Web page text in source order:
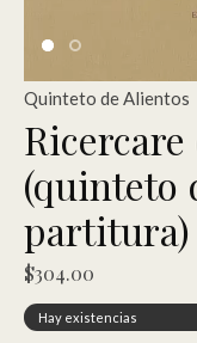
Quinteto de Alientos
Ricercare
(quinteto
partitura)
$304.00
Hay existencias